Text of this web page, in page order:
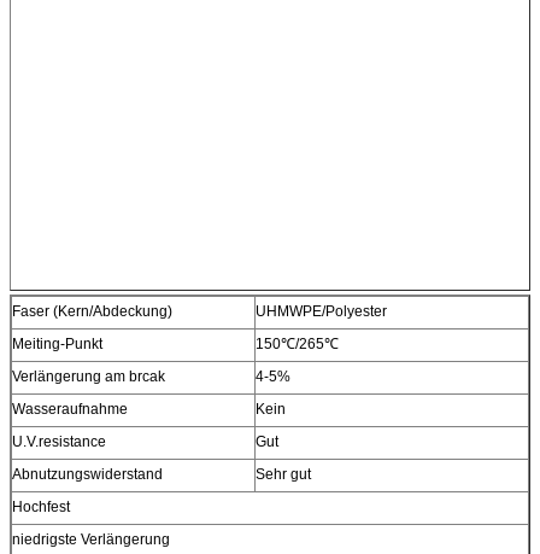
Faser (Kern/Abdeckung)
UHMWPE/Polyester
Meiting-Punkt
150℃/265℃
Verlängerung am brcak
4-5%
Wasseraufnahme
Kein
U.V.resistance
Gut
Abnutzungswiderstand
Sehr gut
Hochfest
niedrigste Verlängerung